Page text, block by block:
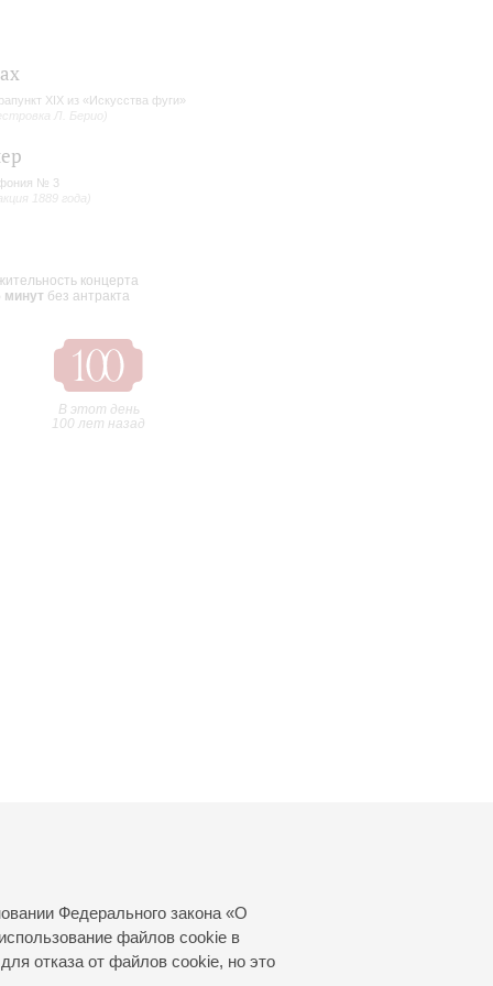
Федерального закона «О
файлов cookie в
отказа от файлов cookie, но это
XIX из «Искусства фуги»
Л. Берио)
№ 3
1889 года)
концерта
минут без антракта
В этот день
100 лет назад